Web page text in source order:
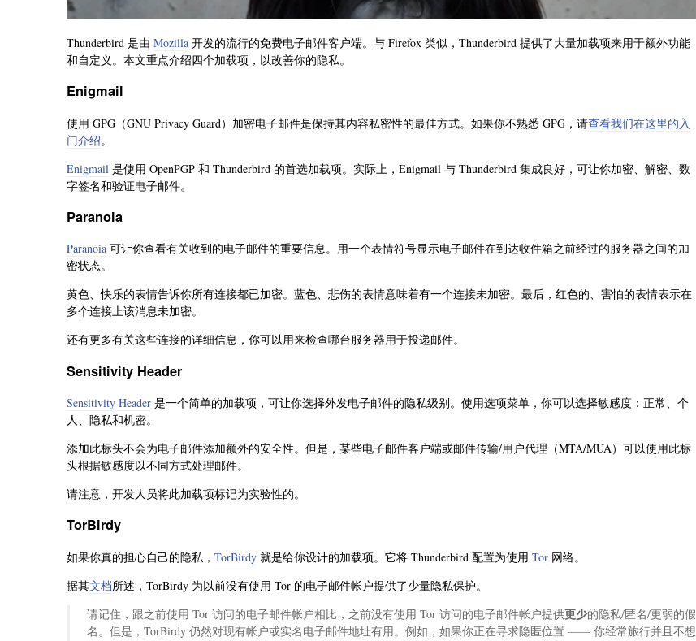
Thunderbird 是由 Mozilla 开发的流行的免费电子邮件客户端。与 Firefox 类似，Thunderbird 提供了大量加载项来用于额外功能
和自定义。本文重点介绍四个加载项，以改善你的隐私。
Enigmail
使用 GPG（GNU Privacy Guard）加密电子邮件是保持其内容私密性的最佳方式。如果你不熟悉 GPG，请查看我们在这里的入
门介绍。
Enigmail 是使用 OpenPGP 和 Thunderbird 的首选加载项。实际上，Enigmail 与 Thunderbird 集成良好，可让你加密、解密、数
字签名和验证电子邮件。
Paranoia
Paranoia 可让你查看有关收到的电子邮件的重要信息。用一个表情符号显示电子邮件在到达收件箱之前经过的服务器之间的加
密状态。
黄色、快乐的表情告诉你所有连接都已加密。蓝色、悲伤的表情意味着有一个连接未加密。最后，红色的、害怕的表情表示在
多个连接上该消息未加密。
还有更多有关这些连接的详细信息，你可以用来检查哪台服务器用于投递邮件。
Sensitivity Header
Sensitivity Header 是一个简单的加载项，可让你选择外发电子邮件的隐私级别。使用选项菜单，你可以选择敏感度：正常、个
人、隐私和机密。
添加此标头不会为电子邮件添加额外的安全性。但是，某些电子邮件客户端或邮件传输/用户代理（MTA/MUA）可以使用此标
头根据敏感度以不同方式处理邮件。
请注意，开发人员将此加载项标记为实验性的。
TorBirdy
如果你真的担心自己的隐私， TorBirdy 就是给你设计的加载项。它将 Thunderbird 配置为使用 Tor 网络。
据其文档所述，TorBirdy 为以前没有使用 Tor 的电子邮件帐户提供了少量隐私保护。
请记住，跟之前使用 Tor 访问的电子邮件帐户相比，之前没有使用 Tor 访问的电子邮件帐户提供更少的隐私/匿名/更弱的假
名。但是，TorBirdy 仍然对现有帐户或实名电子邮件地址有用。例如，如果你正在寻求隐匿位置 —— 你经常旅行并且不想